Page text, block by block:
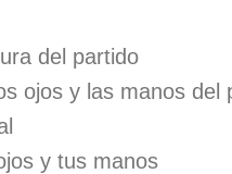
del partido
ojos y las manos del
y tus manos